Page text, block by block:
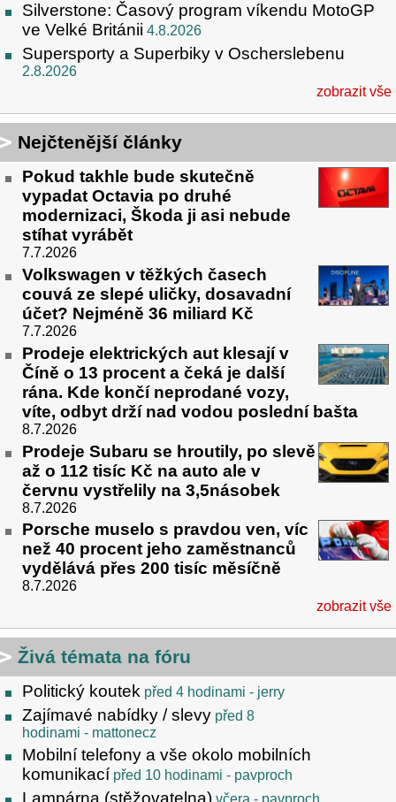
Silverstone: Časový program víkendu MotoGP
ve Velké Británii 4.8.2026
Supersporty a Superbiky v Oscherslebenu
2.8.2026
zobrazit vše
Nejčtenější články
Pokud takhle bude skutečně
vypadat Octavia po druhé
modernizaci, Škoda ji asi nebude
stíhat vyrábět
7.7.2026
Volkswagen v těžkých časech
couvá ze slepé uličky, dosavadní
účet? Nejméně 36 miliard Kč
7.7.2026
Prodeje elektrických aut klesají v
Číně o 13 procent a čeká je další
rána. Kde končí neprodané vozy,
víte, odbyt drží nad vodou poslední bašta
8.7.2026
Prodeje Subaru se hroutily, po slevě
až o 112 tisíc Kč na auto ale v
červnu vystřelily na 3,5násobek
8.7.2026
Porsche muselo s pravdou ven, víc
než 40 procent jeho zaměstnanců
vydělává přes 200 tisíc měsíčně
8.7.2026
zobrazit vše
Živá témata na fóru
Politický koutek před 4 hodinami - jerry
Zajímavé nabídky / slevy před 8
hodinami - mattonecz
Mobilní telefony a vše okolo mobilních
komunikací před 10 hodinami - pavproch
Lampárna (stěžovatelna) včera - pavproch